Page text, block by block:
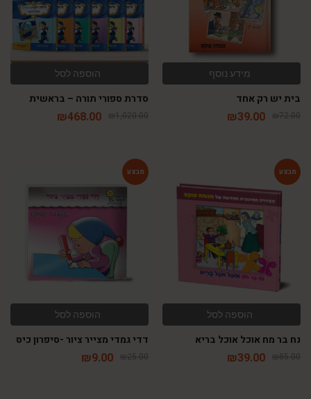
מידע נוסף
בית יש רק אחד
₪72.00
₪39.00
הוספה לסל
סדרת ספורי תורה – בראשית
₪1,020.00
₪468.00
הוספה לסל
נח בר מח אוכל אוכל בריא
₪85.00
₪39.00
הוספה לסל
דדי גמדי מצייר ציור -סיפרון כיס
₪25.00
₪9.00